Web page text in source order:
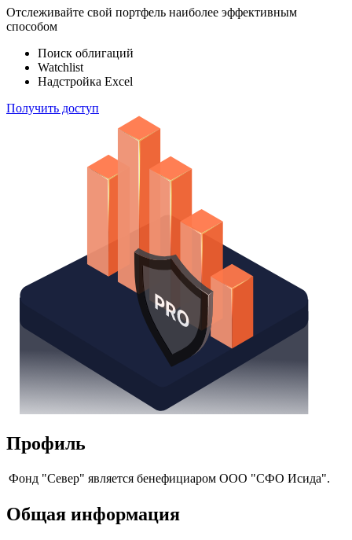
Отслеживайте свой портфель наиболее эффективным
способом
Поиск облигаций
Watchlist
Надстройка Excel
Получить доступ
Профиль
Фонд "Север" является бенефициаром ООО "СФО Исида".
Общая информация